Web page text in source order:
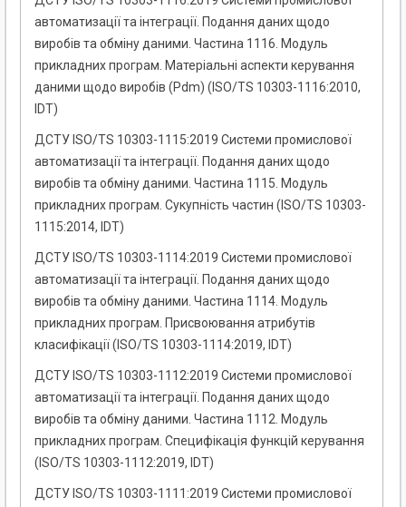
автоматизації та інтеграції. Подання даних щодо
виробів та обміну даними. Частина 1116. Модуль
прикладних програм. Матеріальні аспекти керування
даними щодо виробів (Pdm) (ISO/TS 10303-1116:2010,
IDT)
ДСТУ ISO/TS 10303-1115:2019 Системи промислової
автоматизації та інтеграції. Подання даних щодо
виробів та обміну даними. Частина 1115. Модуль
прикладних програм. Сукупність частин (ISO/TS 10303-
1115:2014, IDT)
ДСТУ ISO/TS 10303-1114:2019 Системи промислової
автоматизації та інтеграції. Подання даних щодо
виробів та обміну даними. Частина 1114. Модуль
прикладних програм. Присвоювання атрибутів
класифікації (ISO/TS 10303-1114:2019, IDT)
ДСТУ ISO/TS 10303-1112:2019 Системи промислової
автоматизації та інтеграції. Подання даних щодо
виробів та обміну даними. Частина 1112. Модуль
прикладних програм. Специфікація функцій керування
(ISO/TS 10303-1112:2019, IDT)
ДСТУ ISO/TS 10303-1111:2019 Системи промислової